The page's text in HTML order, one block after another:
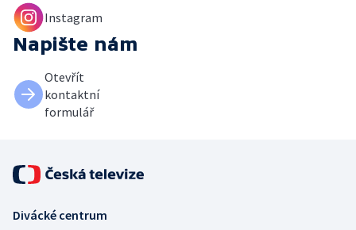
Instagram
Napište nám
Otevřít
kontaktní
formulář
Divácké centrum